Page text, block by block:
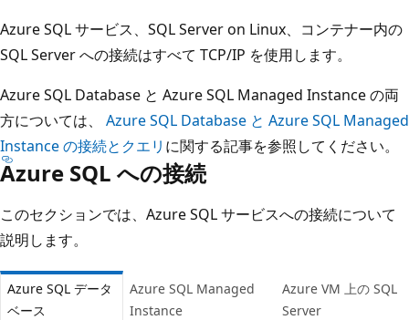
Azure SQL サービス、SQL Server on Linux、コンテナー内の
SQL Server への接続はすべて TCP/IP を使用します。
Azure SQL Database と Azure SQL Managed Instance の両
方については、 Azure SQL Database と Azure SQL Managed
Instance の接続とクエリ に関する記事を参照してください。
Azure SQL への接続
このセクションでは、Azure SQL サービスへの接続について
説明します。
Azure SQL データ
ベース
Azure SQL Managed
Instance
Azure VM 上の SQL
Server